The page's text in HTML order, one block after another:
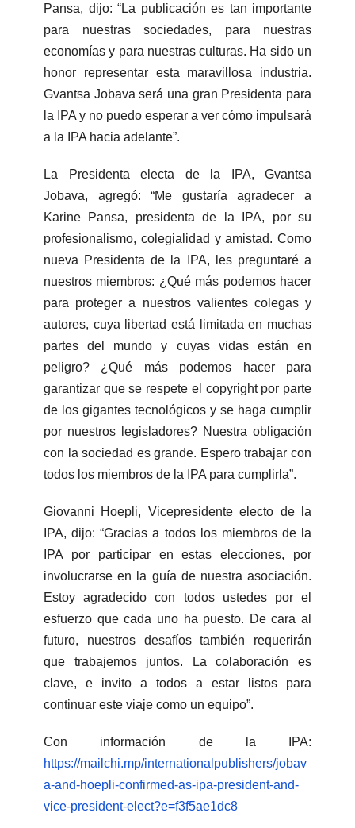
Pansa, dijo: “La publicación es tan importante
para nuestras sociedades, para nuestras
economías y para nuestras culturas. Ha sido un
honor representar esta maravillosa industria.
Gvantsa Jobava será una gran Presidenta para
la IPA y no puedo esperar a ver cómo impulsará
a la IPA hacia adelante”.
La Presidenta electa de la IPA, Gvantsa
Jobava, agregó: “Me gustaría agradecer a
Karine Pansa, presidenta de la IPA, por su
profesionalismo, colegialidad y amistad. Como
nueva Presidenta de la IPA, les preguntaré a
nuestros miembros: ¿Qué más podemos hacer
para proteger a nuestros valientes colegas y
autores, cuya libertad está limitada en muchas
partes del mundo y cuyas vidas están en
peligro? ¿Qué más podemos hacer para
garantizar que se respete el copyright por parte
de los gigantes tecnológicos y se haga cumplir
por nuestros legisladores? Nuestra obligación
con la sociedad es grande. Espero trabajar con
todos los miembros de la IPA para cumplirla”.
Giovanni Hoepli, Vicepresidente electo de la
IPA, dijo: “Gracias a todos los miembros de la
IPA por participar en estas elecciones, por
involucrarse en la guía de nuestra asociación.
Estoy agradecido con todos ustedes por el
esfuerzo que cada uno ha puesto. De cara al
futuro, nuestros desafíos también requerirán
que trabajemos juntos. La colaboración es
clave, e invito a todos a estar listos para
continuar este viaje como un equipo”.
Con información de la IPA:
https://mailchi.mp/internationalpublishers/jobav
a-and-hoepli-confirmed-as-ipa-president-and-
vice-president-elect?e=f3f5ae1dc8